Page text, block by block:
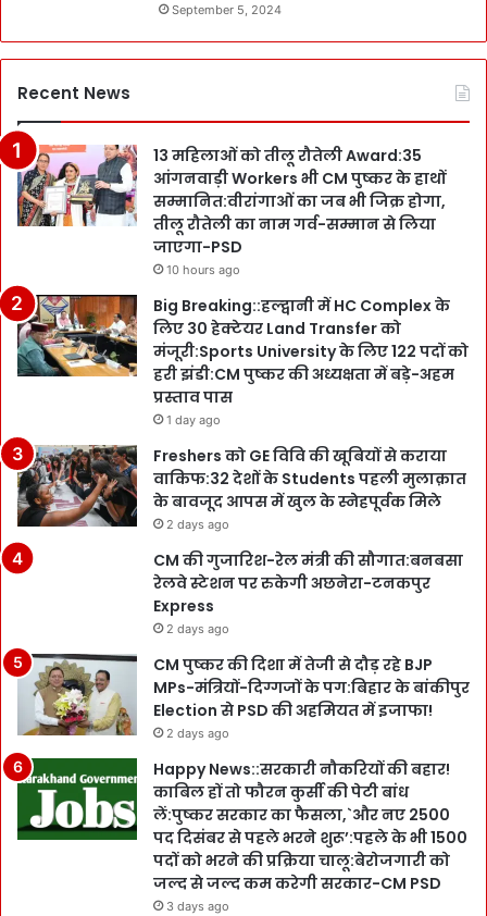
September 5, 2024
Recent News
13 महिलाओं को तीलू रौतेली Award:35
आंगनवाड़ी Workers भी CM पुष्कर के हाथों
सम्मानित:वीरांगाओं का जब भी जिक्र होगा,
तीलू रौतेली का नाम गर्व-सम्मान से लिया
जाएगा-PSD
10 hours ago
Big Breaking::हल्द्वानी में HC Complex के
लिए 30 हेक्टेयर Land Transfer को
मंजूरी:Sports University के लिए 122 पदों को
हरी झंडी:CM पुष्कर की अध्यक्षता में बड़े-अहम
प्रस्ताव पास
1 day ago
Freshers को GE विवि की खूबियों से कराया
वाकिफ:32 देशों के Students पहली मुलाक़ात
के बावजूद आपस में खुल के स्नेहपूर्वक मिले
2 days ago
CM की गुजारिश-रेल मंत्री की सौगात:बनबसा
रेलवे स्टेशन पर रुकेगी अछनेरा-टनकपुर
Express
2 days ago
CM पुष्कर की दिशा में तेजी से दौड़ रहे BJP
MPs-मंत्रियों-दिग्गजों के पग:बिहार के बांकीपुर
Election से PSD की अहमियत में इजाफा!
2 days ago
Happy News::सरकारी नौकरियों की बहार!
काबिल हों तो फौरन कुर्सी की पेटी बांध
लें:पुष्कर सरकार का फैसला,`और नए 2500
पद दिसंबर से पहले भरने शुरू’:पहले के भी 1500
पदों को भरने की प्रक्रिया चालू:बेरोजगारी को
जल्द से जल्द कम करेगी सरकार-CM PSD
3 days ago